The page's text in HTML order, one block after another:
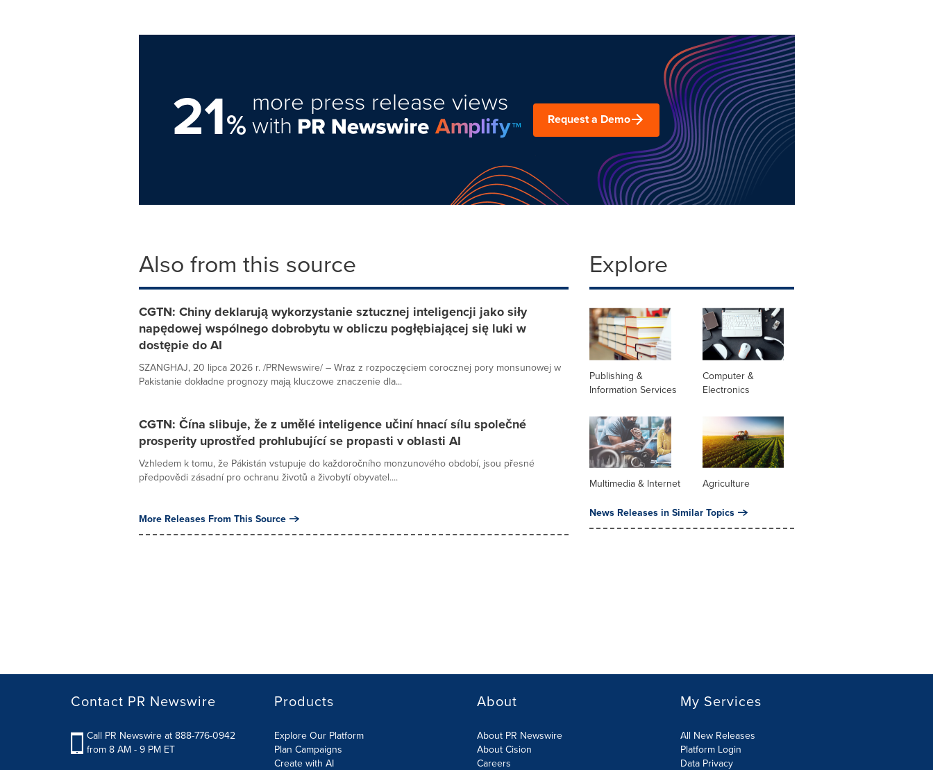
21%
more press release views
with Request a Demo
Also from this source
CGTN: Chiny deklarują wykorzystanie sztucznej inteligencji jako siły
napędowej wspólnego dobrobytu w obliczu pogłębiającej się luki w
dostępie do AI
SZANGHAJ, 20 lipca 2026 r. /PRNewswire/ – Wraz z rozpoczęciem corocznej pory monsunowej w
Pakistanie dokładne prognozy mają kluczowe znaczenie dla...
CGTN: Čína slibuje, že z umělé inteligence učiní hnací sílu společné
prosperity uprostřed prohlubující se propasti v oblasti AI
Vzhledem k tomu, že Pákistán vstupuje do každoročního monzunového období, jsou přesné
předpovědi zásadní pro ochranu životů a živobytí obyvatel....
More Releases From This Source
Explore
Publishing &
Information Services
Computer &
Electronics
Multimedia & Internet Agriculture
News Releases in Similar Topics
Contact PR Newswire
Call PR Newswire at 888-776-0942
from 8 AM - 9 PM ET
Products
Explore Our Platform
Plan Campaigns
Create with AI
About
About PR Newswire
About Cision
Careers
My Services
All New Releases
Platform Login
Data Privacy